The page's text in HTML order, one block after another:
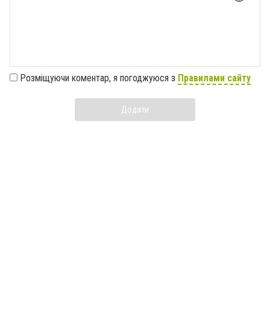
Розміщуючи коментар, я погоджуюся з Правилами сайту
Додати